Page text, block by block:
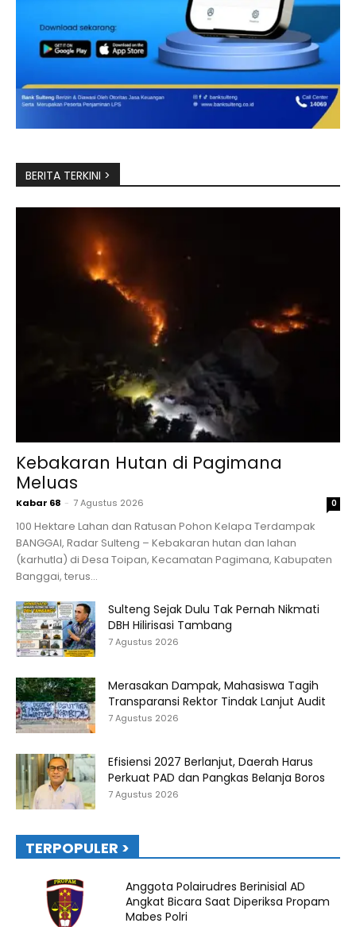
BERITA TERKINI >
Kebakaran Hutan di Pagimana
Meluas
Kabar 68 - 7 Agustus 2026 0
100 Hektare Lahan dan Ratusan Pohon Kelapa Terdampak
BANGGAI, Radar Sulteng – Kebakaran hutan dan lahan
(karhutla) di Desa Toipan, Kecamatan Pagimana, Kabupaten
Banggai, terus...
Sulteng Sejak Dulu Tak Pernah Nikmati
DBH Hilirisasi Tambang
7 Agustus 2026
Merasakan Dampak, Mahasiswa Tagih
Transparansi Rektor Tindak Lanjut Audit
7 Agustus 2026
Efisiensi 2027 Berlanjut, Daerah Harus
Perkuat PAD dan Pangkas Belanja Boros
7 Agustus 2026
TERPOPULER >
Anggota Polairudres Berinisial AD
Angkat Bicara Saat Diperiksa Propam
Mabes Polri